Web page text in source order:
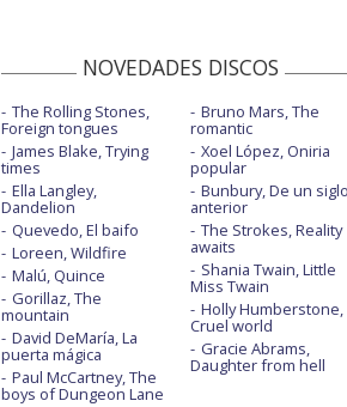
NOVEDADES DISCOS
The Rolling Stones,
Foreign tongues
James Blake, Trying
times
Ella Langley,
Dandelion
Quevedo, El baifo
Loreen, Wildfire
Malú, Quince
Gorillaz, The
mountain
David DeMaría, La
puerta mágica
Paul McCartney, The
boys of Dungeon Lane
Bruno Mars, The
romantic
Xoel López, Oniria
popular
Bunbury, De un siglo
anterior
The Strokes, Reality
awaits
Shania Twain, Little
Miss Twain
Holly Humberstone,
Cruel world
Gracie Abrams,
Daughter from hell